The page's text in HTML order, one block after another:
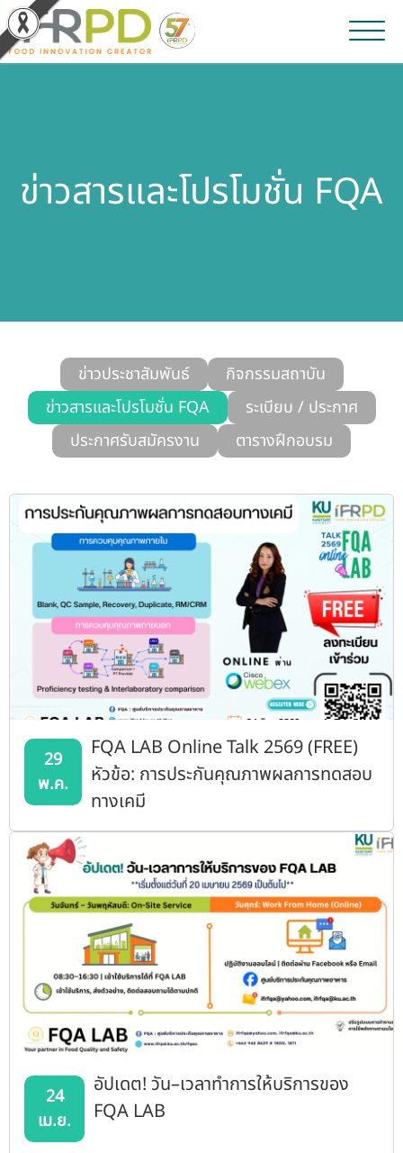
ผลิตภัณฑ์และจำหน่าย
เกี่ยวกับสถาบัน
บุคลากรสถาบัน
รับข้อร้องเรียนและข้อเสนอแนะ
ระบบสารสนเทศ (ใน)
ติดต่อเรา
สายตรงผู้บริหาร
ข่าวสารและโปรโมชั่น FQA
ข่าวประชาสัมพันธ์
กิจกรรมสถาบัน
ข่าวสารและโปรโมชั่น FQA
ระเบียบ / ประกาศ
ประกาศรับสมัครงาน
ตารางฝึกอบรม
29
พ.ค.
FQA LAB Online Talk 2569 (FREE)
หัวข้อ: การประกันคุณภาพผลการทดสอบ
ทางเคมี
24
เม.ย.
อัปเดต! วัน–เวลาทำการให้บริการของ
FQA LAB